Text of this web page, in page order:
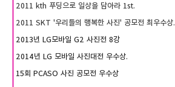
2011 kth 푸딩으로 일상을 담아라 1st.
2011 SKT '우리들의 행복한 사진' 공모전 최우수상.
2013년 LG모바일 G2 사진전 8강
2014년 LG 모바일 사진대전 우수상.
15회 PCASO 사진 공모전 우수상